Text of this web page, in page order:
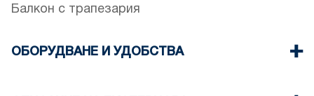
Балкон с трапезария
ОБОРУДВАНЕ И УДОБСТВА